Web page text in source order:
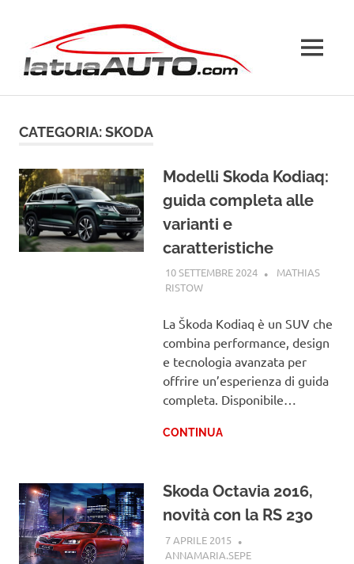
contenuto
MENU
CATEGORIA:SKODA
Modelli Skoda Kodiaq:
guida completa alle
varianti e
caratteristiche
10 SETTEMBRE 2024
MATHIAS
RISTOWSKODA
La Škoda Kodiaq è un SUV che
combina performance, design
e tecnologia avanzata per
offrire un’esperienza di guida
completa. Disponibile…
CONTINUA
Skoda Octavia 2016,
novità con la RS 230
7 APRILE 2015
ANNAMARIA.SEPESKODA